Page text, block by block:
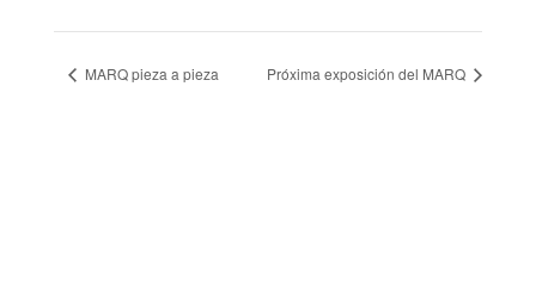
MARQ pieza a pieza Próxima exposición del MARQ